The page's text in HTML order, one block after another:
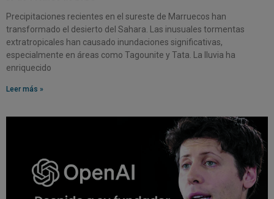
Precipitaciones recientes en el sureste de Marruecos han
transformado el desierto del Sahara. Las inusuales tormentas
extratropicales han causado inundaciones significativas,
especialmente en áreas como Tagounite y Tata. La lluvia ha
enriquecido
Leer más »